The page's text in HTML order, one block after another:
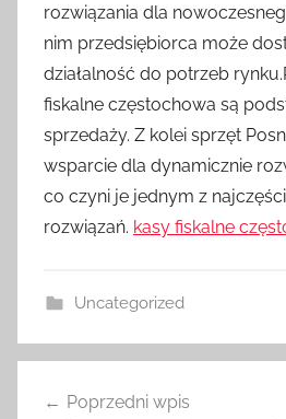
rozwiązania dla
nim przedsiębiorca może
działalność do potrzeb
fiskalne częstochowa są
sprzedaży. Z kolei sprzęt
wsparcie dla dynamicznie
co czyni je jednym z
rozwiązań. kasy fiskalne
Uncategorized
Poprzedni wpis